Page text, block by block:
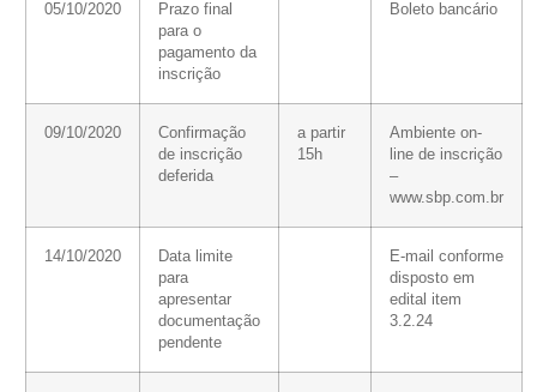
05/10/2020
Prazo final
para o
pagamento da
inscrição
Boleto bancário
09/10/2020
Confirmação
de inscrição
deferida
a partir
15h
Ambiente on-
line de inscrição
–
www.sbp.com.br
14/10/2020
Data limite
para
apresentar
documentação
pendente
E-mail conforme
disposto em
edital item
3.2.24